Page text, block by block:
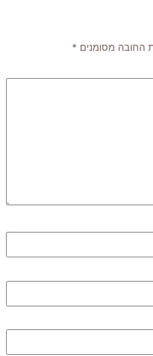
החובה מסומנים *